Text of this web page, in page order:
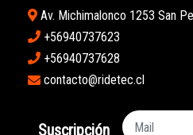
Av. Michimalonco 1253 San
+56940737623
+56940737628
contacto@ridetec.cl
Suscripción